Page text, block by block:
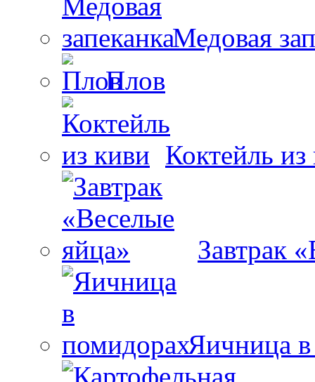
Медовая
Плов
Коктейль из
Завтрак
Яичница